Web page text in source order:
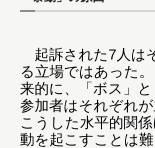
起訴された7人は
る立場ではあった
来的に、「ボス」
参加者はそれぞれ
こうした水平的関
動を起こすことは難